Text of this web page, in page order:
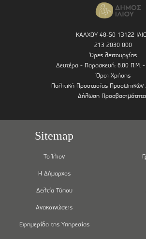
ΚΑΛΧΟΥ 48-50 13122
213 2030 000
Ώρες λειτουργίας
Δευτέρα - Παρασκευή: 8.00 Π.Μ.
Όροι Χρήσης
Πολιτική Προστασίας
Δήλωση
Sitemap
Το Ίλιον
Η Δήμαρχος
Δελτία Τύπου
Ανακοινώσεις
Εφημερίδα της Υπηρεσίας